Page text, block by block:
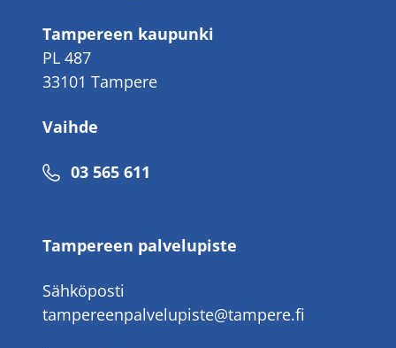
Tampereen kaupunki
PL 487
33101 Tampere
Vaihde
Puhelinnumero
03 565 611
Tampereen palvelupiste
Sähköposti
tampereenpalvelupiste@tampere.fi